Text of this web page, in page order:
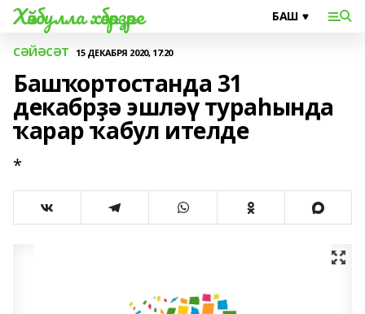
Хәйбулла хәбәрҙәре
СӘЙӘСӘТ 15 ДЕКАБРЯ 2020, 17:20
Башҡортостанда 31
декабрҙә эшләү тураһында
ҡарар ҡабул ителде
*